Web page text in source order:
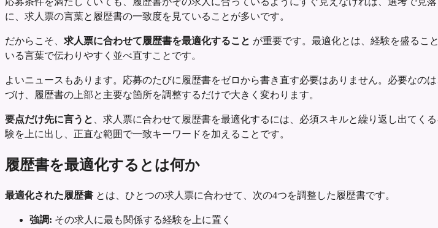
に、求人票の言葉と履歴書の一致度を見ていることが多いです。
だからこそ、 求人票に合わせて履歴書を最適化すること が重要です。最適化とは、経験を盛るこ
いる言葉で伝わりやすく並べ直すことです。
よいニュースもあります。応募のたびに履歴書をゼロから書き直す必要はありません。必要なの
づけ、履歴書の上部と主要な箇所を調整するだけで大きく変わります。
要点だけ先に言うと
、求人票に合わせて履歴書を最適化するには、必須スキルと繰り返し出て
験を上に出し、正直な範囲で一致キーワードを加えることです。
履歴書を最適化するとは何か
最適化された履歴書 とは、ひとつの求人票に合わせて、次の4つを調整した履歴書です。
強調: その求人に最も関係する経験を上に置く